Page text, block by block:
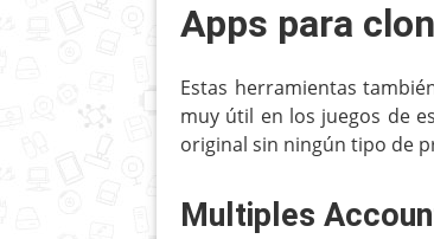
Apps para
Estas herramientas
muy útil en los juegos de
original sin ningún tipo de
Multiples